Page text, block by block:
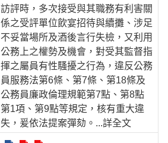
訪評時，多次接受與其職務有利害關
係之受評單位飲宴招待與續攤、涉足
不妥當場所及酒後言行失檢，又利用
公務上之權勢及機會，對受其監督指
揮之屬員有性騷擾之行為，違反公務
員服務法第6條、第7條、第18條及
公務員廉政倫理規範第7點、第8點
第1項、第9點等規定，核有重大違
失，爰依法提案彈劾。 ...詳全文